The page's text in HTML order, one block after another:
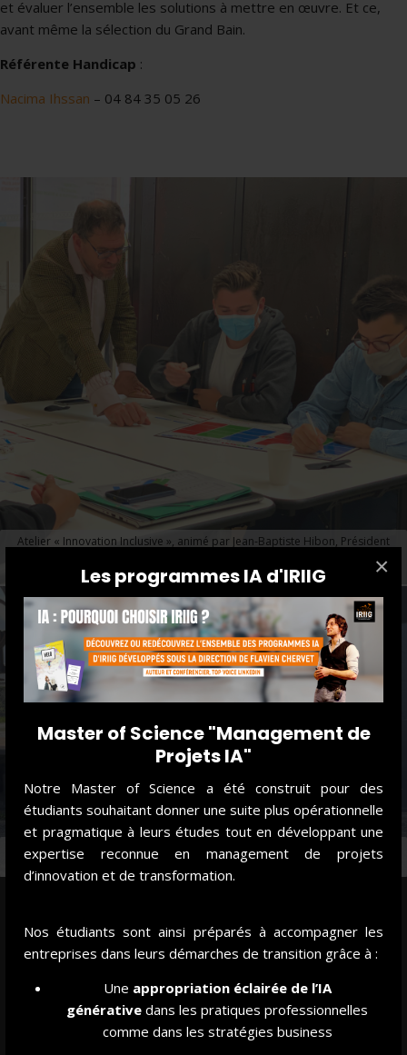
Les programmes IA d'IRIIG
Master of Science "Management de
Projets IA"
Notre Master of Science a été construit pour des
étudiants souhaitant donner une suite plus opérationnelle
et pragmatique à leurs études tout en développant une
expertise reconnue en management de projets
d’innovation et de transformation.
Nos étudiants sont ainsi préparés à accompagner les
entreprises dans leurs démarches de transition grâce à :
Une appropriation éclairée de l’IA
générative dans les pratiques professionnelles
comme dans les stratégies business
×
et évaluer l’ensemble les solutions à mettre en œuvre. Et ce,
avant même la sélection du Grand Bain.
Référente Handicap :
Nacima Ihssan – 04 84 35 05 26
Atelier « Innovation Inclusive », animé par Jean-Baptiste Hibon, Président
Fondateur de Nouvelle Ère, association sensibilisant à la diversité et
l’inclusion.
Étudiants Executive MBA, promotion 2023-2024, en soutien à laLigne
, projet éco-solidaire.
NOTRE VISION ET PHILOSOPHIE
LONG-TERME :
OUVERTURE SOCIALE ET SOUTIEN AUX
ENTREPRENEURS ENGAGÉS